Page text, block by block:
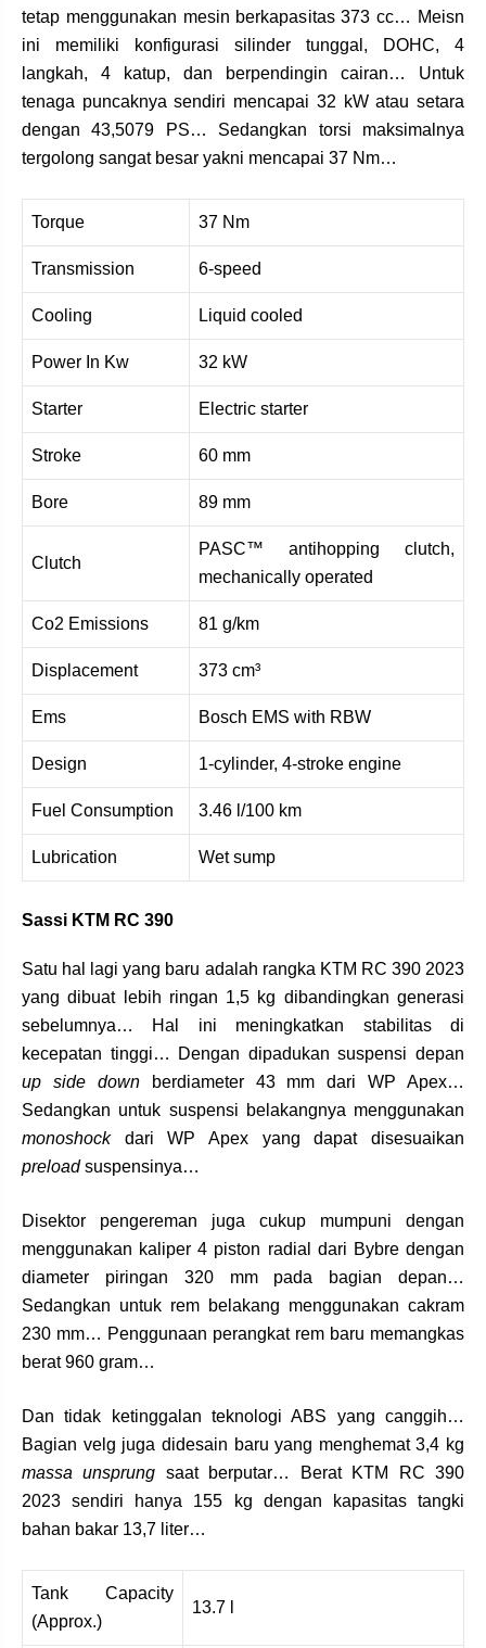
tetap menggunakan mesin berkapasitas 373 cc… Meisn
ini memiliki konfigurasi silinder tunggal, DOHC, 4
langkah, 4 katup, dan berpendingin cairan… Untuk
tenaga puncaknya sendiri mencapai 32 kW atau setara
dengan 43,5079 PS… Sedangkan torsi maksimalnya
tergolong sangat besar yakni mencapai 37 Nm…
Torque 37 Nm
Transmission 6-speed
Cooling Liquid cooled
Power In Kw 32 kW
Starter Electric starter
Stroke 60 mm
Bore 89 mm
Clutch
PASC™ antihopping clutch,
mechanically operated
Co2 Emissions 81 g/km
Displacement 373 cm³
Ems Bosch EMS with RBW
Design 1-cylinder, 4-stroke engine
Fuel Consumption 3.46 l/100 km
Lubrication Wet sump
Sassi KTM RC 390
Satu hal lagi yang baru adalah rangka KTM RC 390 2023
yang dibuat lebih ringan 1,5 kg dibandingkan generasi
sebelumnya… Hal ini meningkatkan stabilitas di
kecepatan tinggi… Dengan dipadukan suspensi depan
up side downberdiameter 43 mm dari WP Apex…
Sedangkan untuk suspensi belakangnya menggunakan
monoshockdari WP Apex yang dapat disesuaikan
preloadsuspensinya…
Disektor pengereman juga cukup mumpuni dengan
menggunakan kaliper 4 piston radial dari Bybre dengan
diameter piringan 320 mm pada bagian depan…
Sedangkan untuk rem belakang menggunakan cakram
230 mm… Penggunaan perangkat rem baru memangkas
berat 960 gram…
Dan tidak ketinggalan teknologi ABS yang canggih…
Bagian velg juga didesain baru yang menghemat 3,4 kg
massa unsprung saat berputar… Berat KTM RC 390
2023 sendiri hanya 155 kg dengan kapasitas tangki
bahan bakar 13,7 liter…
Tank Capacity
(Approx.)
13.7 l